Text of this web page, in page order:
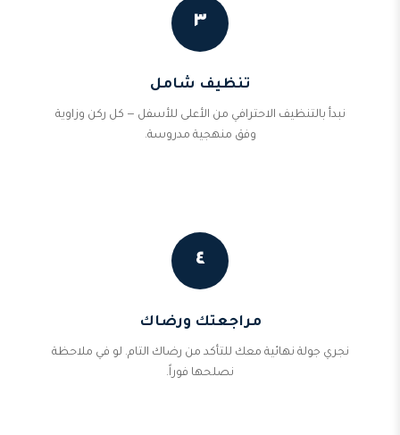
٣
تنظيف شامل
نبدأ بالتنظيف الاحترافي من الأعلى للأسفل — كل ركن وزاوية
وفق منهجية مدروسة.
٤
مراجعتك ورضاك
نجري جولة نهائية معك للتأكد من رضاك التام. لو في ملاحظة
نصلحها فوراً.